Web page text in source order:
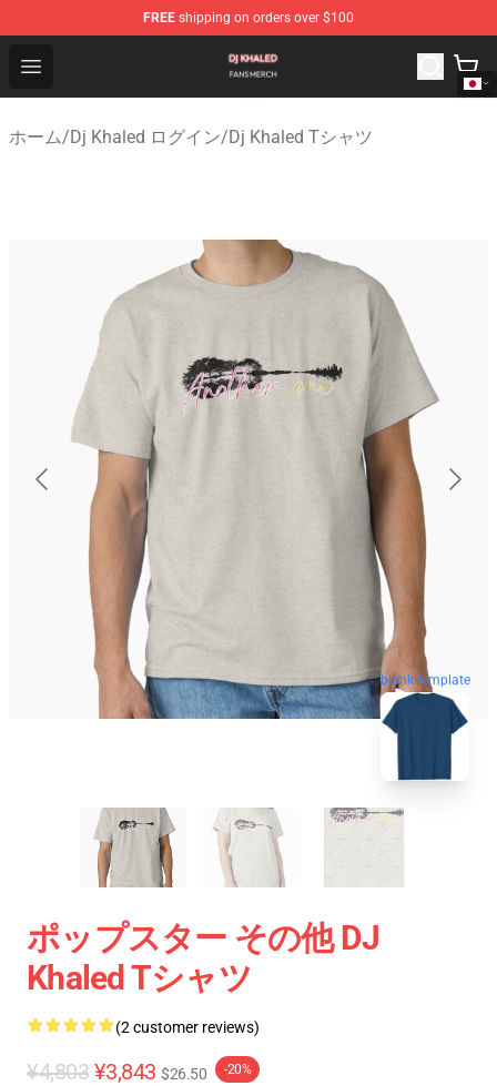
FREE shipping on orders over $100
Open menu
Dj Khaled Shop - Official Dj Khaled Merchandise Store
ホーム/Dj Khaled ログイン/Dj Khaled Tシャツ
blank template
ポップスター その他 DJ
Khaled Tシャツ
(2 customer reviews)
¥4,803 ¥3,843 $26.50 -20%